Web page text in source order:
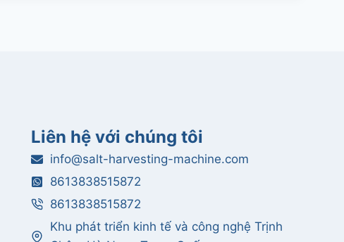
Liên hệ với chúng tôi
info@salt-harvesting-machine.com
8613838515872
8613838515872
Khu phát triển kinh tế và công nghệ Trịnh